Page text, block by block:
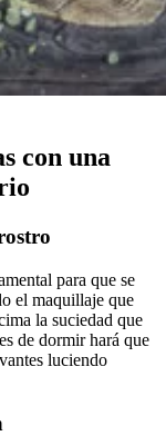
con una
para que se
el maquillaje que
la suciedad que
de dormir hará que
luciendo